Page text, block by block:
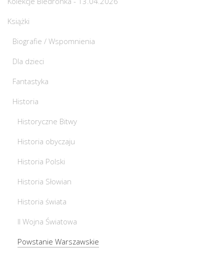
Książki
Biografie / Wspomnienia
Dla dzieci
Fantastyka
Historia
Historyczne Bitwy
Historia obyczaju
Historia Polski
Historia Słowian
Historia świata
II Wojna Światowa
Powstanie Warszawskie